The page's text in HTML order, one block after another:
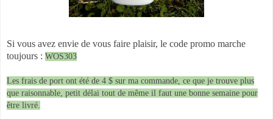
Si vous avez envie de vous faire plaisir, le code promo marche
toujours : WOS303
Les frais de port ont été de 4 $ sur ma commande, ce que je trouve plus
que raisonnable, petit délai tout de même il faut une bonne semaine pour
être livré.